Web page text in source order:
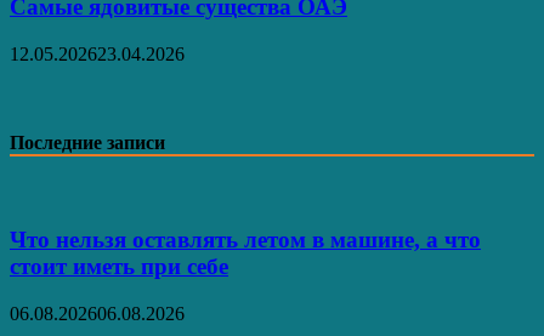
Самые ядовитые существа ОАЭ
12.05.202623.04.2026
Последние записи
Что нельзя оставлять летом в машине, а что
стоит иметь при себе
06.08.202606.08.2026